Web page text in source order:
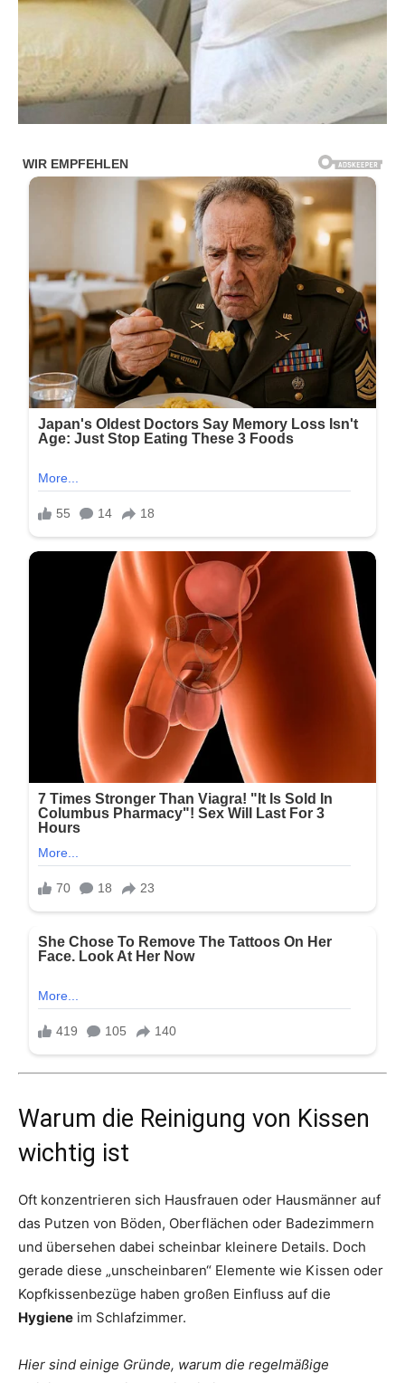
Warum die Reinigung von Kissen
wichtig ist
Oft konzentrieren sich Hausfrauen oder Hausmänner auf
das Putzen von Böden, Oberflächen oder Badezimmern
und übersehen dabei scheinbar kleinere Details. Doch
gerade diese „unscheinbaren“ Elemente wie Kissen oder
Kopfkissenbezüge haben großen Einfluss auf die
Hygiene im Schlafzimmer.
Hier sind einige Gründe, warum die regelmäßige